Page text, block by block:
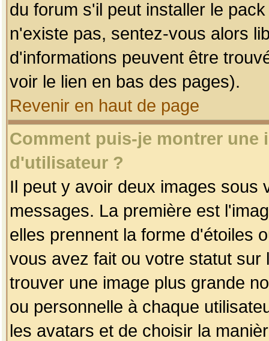
du forum s'il peut installer le
n'existe pas, sentez-vous alors
d'informations peuvent être
voir le lien en bas des pages).
Revenir en haut de page
Comment puis-je montrer une
d'utilisateur ?
Il peut y avoir deux images sous
messages. La première est
elles prennent la forme d'étoiles
vous avez fait ou votre statut
trouver une image plus grande
ou personnelle à chaque
les avatars et de choisir la